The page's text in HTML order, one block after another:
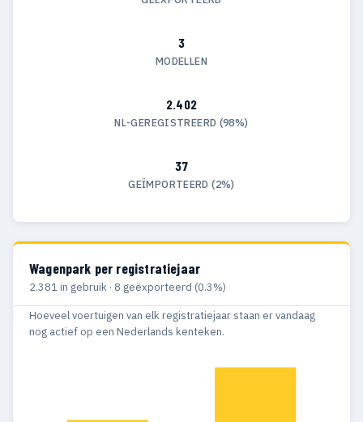
3
MODELLEN
2.402
NL-GEREGISTREERD (98%)
37
GEÏMPORTEERD (2%)
Wagenpark per registratiejaar
2.381 in gebruik · 8 geëxporteerd (0.3%)
Hoeveel voertuigen van elk registratiejaar staan er vandaag
nog actief op een Nederlands kenteken.